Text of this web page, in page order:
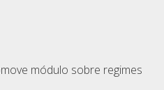
módulo sobre regimes